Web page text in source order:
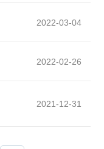
2022-03-04
2022-02-26
2021-12-31